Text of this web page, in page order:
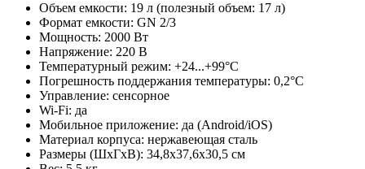
Объем емкости: 19 л (полезный объем: 17 л)
Формат емкости: GN 2/3
Мощность: 2000 Вт
Напряжение: 220 В
Температурный режим: +24...+99°C
Погрешность поддержания температуры: 0,2°C
Управление: сенсорное
Wi-Fi: да
Мобильное приложение: да (Android/iOS)
Материал корпуса: нержавеющая сталь
Размеры (ШxГxВ): 34,8x37,6x30,5 см